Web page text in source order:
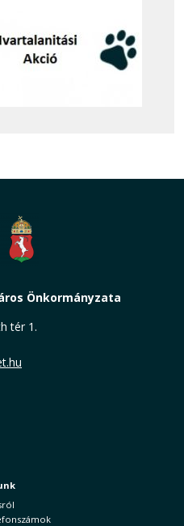
Önkormányzata
tér 1.